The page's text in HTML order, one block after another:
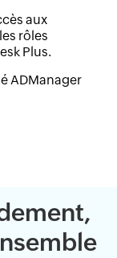
aux
rôles
Plus.
ADManager